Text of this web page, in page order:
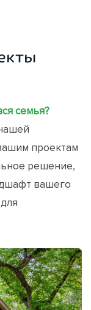
семья?
проектам
решение,
вашего